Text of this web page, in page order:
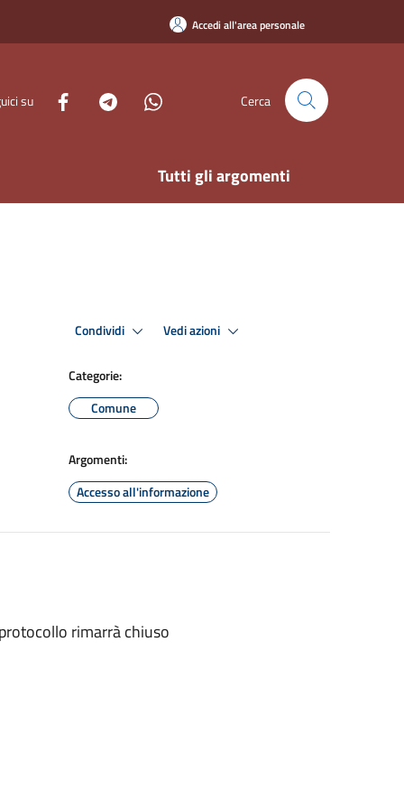
Accedi all'area personale
su Cerca
Tutti gli argomenti
Condividi Vedi azioni
Categorie:
Comune
Argomenti:
Accesso all'informazione
rimarrà chiuso